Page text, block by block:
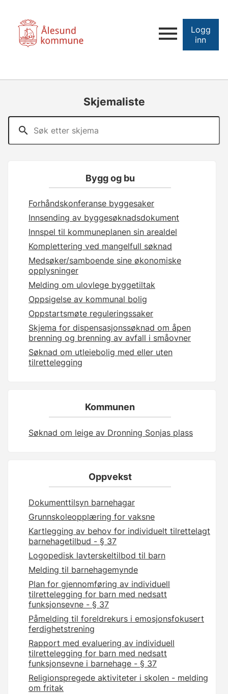
Logg
inn
Skjemaliste
Bygg og bu
Forhåndskonferanse byggesaker
Innsending av byggesøknadsdokument
Innspel til kommuneplanen sin arealdel
Komplettering ved mangelfull søknad
Medsøker/samboende sine økonomiske
opplysninger
Melding om ulovlege byggetiltak
Oppsigelse av kommunal bolig
Oppstartsmøte reguleringssaker
Skjema for dispensasjonssøknad om åpen
brenning og brenning av avfall i småovner
Søknad om utleiebolig med eller uten
tilrettelegging
Kommunen
Søknad om leige av Dronning Sonjas plass
Oppvekst
Dokumenttilsyn barnehagar
Grunnskoleopplæring for vaksne
Kartlegging av behov for individuelt tilrettelagt
barnehagetilbud - § 37
Logopedisk lavterskeltilbod til barn
Melding til barnehagemynde
Plan for gjennomføring av individuell
tilrettelegging for barn med nedsatt
funksjonsevne - § 37
Påmelding til foreldrekurs i emosjonsfokusert
ferdighetstrening
Rapport med evaluering av individuell
tilrettelegging for barn med nedsatt
funksjonsevne i barnehage - § 37
Religionspregede aktiviteter i skolen - melding
om fritak